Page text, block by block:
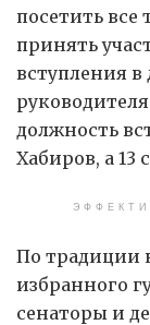
посетить
принять
вступления
должность
Хабиров, а 13
По традиции
избранного
сенаторы и